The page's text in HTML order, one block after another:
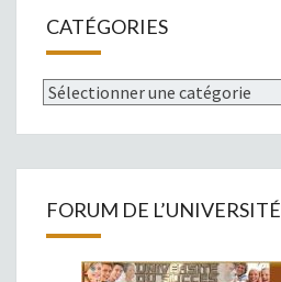
CATÉGORIES
Catégories
FORUM DE L’UNIVERSITÉ